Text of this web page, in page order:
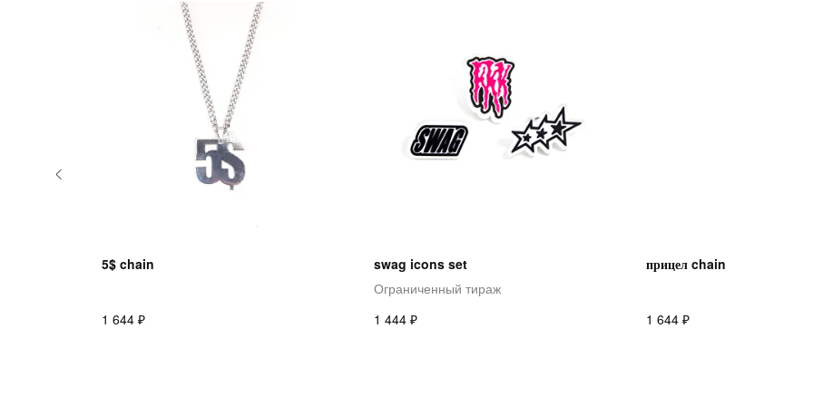
5$ chain
1 644 ₽
swag icons set
Ограниченный тираж
1 444 ₽
прицел chain
1 644 ₽